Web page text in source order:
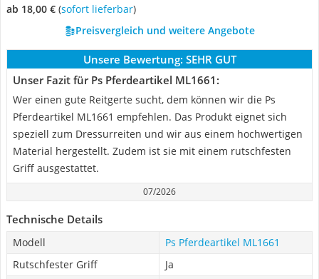
ab 18,00 € ( Sofort lieferbar)
Preisvergleich und weitere Angebote
Unsere Bewertung: SEHR GUT
Unser Fazit für Ps Pferdeartikel ML1661:
Wer einen gute Reitgerte sucht, dem können wir die Ps
Pferdeartikel ML1661 empfehlen. Das Produkt eignet sich
speziell zum Dressurreiten und wir aus einem hochwertigen
Material hergestellt. Zudem ist sie mit einem rutschfesten
Griff ausgestattet.
07/2026
Technische Details
Modell
Ps Pferdeartikel ML1661
Rutschfester Griff
Ja